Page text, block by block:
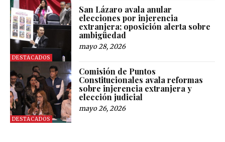
DESTACADOS
San Lázaro avala anular
elecciones por injerencia
extranjera; oposición alerta sobre
ambigüedad
mayo 28, 2026
DESTACADOS
Comisión de Puntos
Constitucionales avala reformas
sobre injerencia extranjera y
elección judicial
mayo 26, 2026